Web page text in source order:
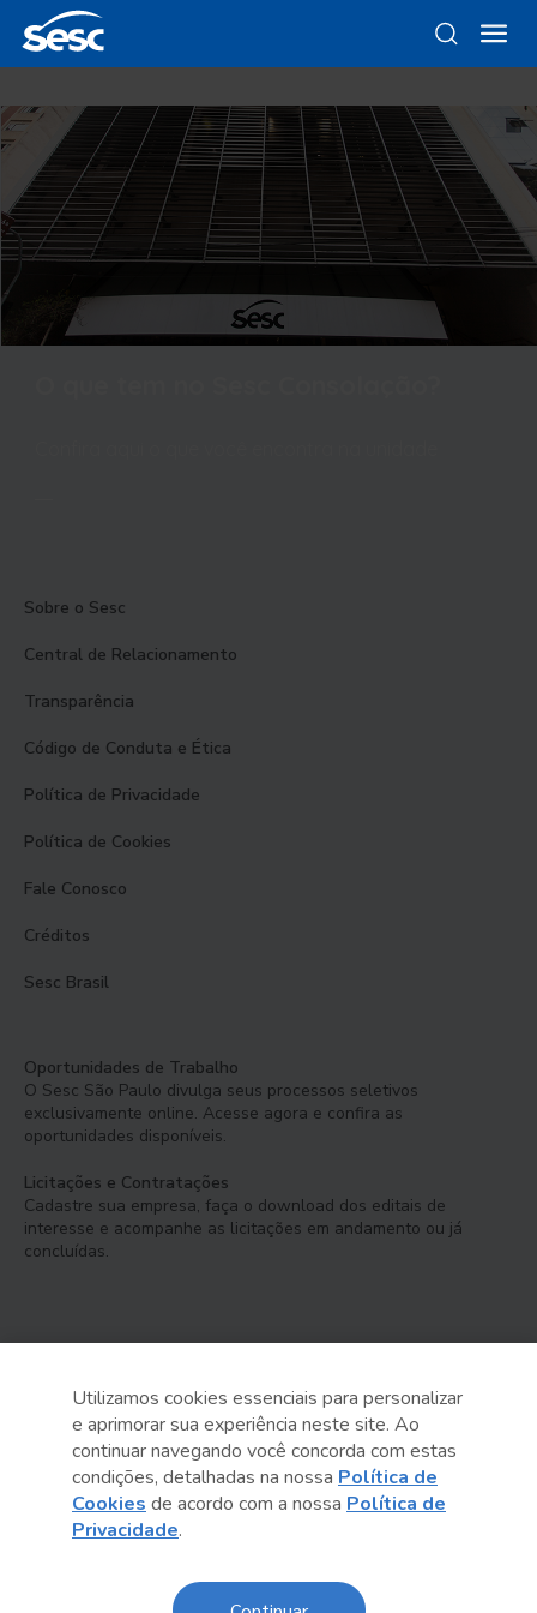
Sobre o Sesc
Central de Relacionamento
Transparência
Código de Conduta e Ética
Política de Privacidade
Política de Cookies
Fale Conosco
Créditos
Sesc Brasil
Oportunidades de Trabalho
O Sesc São Paulo divulga seus processos seletivos
exclusivamente online. Acesse agora e confira as
oportunidades disponíveis.
Licitações e Contratações
Cadastre sua empresa, faça o download dos editais de
interesse e acompanhe as licitações em andamento ou já
concluídas.
Serviço Social do Comércio
Administração Regional no Estado de São Paulo
Sesc São Paulo por aí:
Utilizamos cookies essenciais para personalizar
e aprimorar sua experiência neste site. Ao
continuar navegando você concorda com estas
condições, detalhadas na nossa Política de
Cookies de acordo com a nossa Política de
Privacidade.